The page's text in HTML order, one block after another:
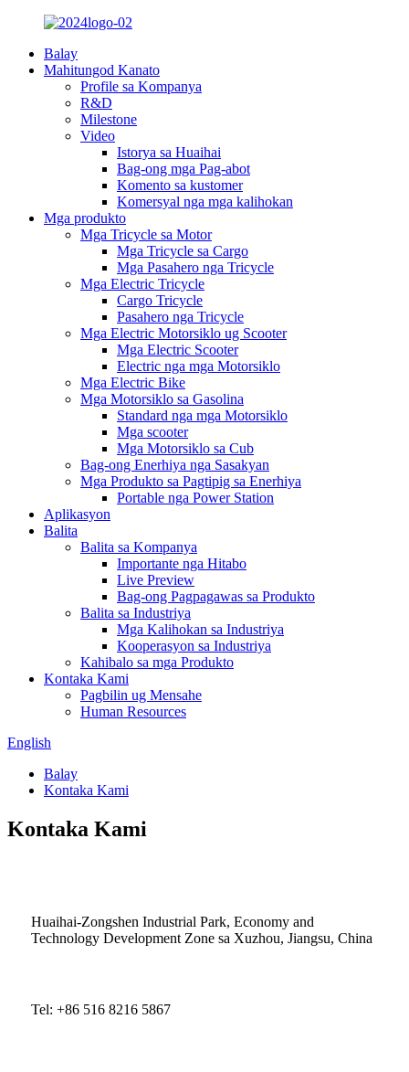
Balay
Mahitungod Kanato
Profile sa Kompanya
R&D
Milestone
Video
Istorya sa Huaihai
Bag-ong mga Pag-abot
Komento sa kustomer
Komersyal nga mga kalihokan
Mga produkto
Mga Tricycle sa Motor
Mga Tricycle sa Cargo
Mga Pasahero nga Tricycle
Mga Electric Tricycle
Cargo Tricycle
Pasahero nga Tricycle
Mga Electric Motorsiklo ug Scooter
Mga Electric Scooter
Electric nga mga Motorsiklo
Mga Electric Bike
Mga Motorsiklo sa Gasolina
Standard nga mga Motorsiklo
Mga scooter
Mga Motorsiklo sa Cub
Bag-ong Enerhiya nga Sasakyan
Mga Produkto sa Pagtipig sa Enerhiya
Portable nga Power Station
Aplikasyon
Balita
Balita sa Kompanya
Importante nga Hitabo
Live Preview
Bag-ong Pagpagawas sa Produkto
Balita sa Industriya
Mga Kalihokan sa Industriya
Kooperasyon sa Industriya
Kahibalo sa mga Produkto
Kontaka Kami
Pagbilin ug Mensahe
Human Resources
English
Balay
Kontaka Kami
Kontaka Kami
Huaihai-Zongshen Industrial Park, Economy and
Technology Development Zone sa Xuzhou, Jiangsu, China
Tel: +86 516 8216 5867